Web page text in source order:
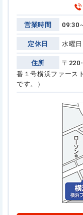
営業時間 09:30
定休日 水曜
住所
〒
番１号横浜ファース
です。）